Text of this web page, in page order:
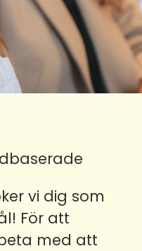
vi dig som
För att
med att